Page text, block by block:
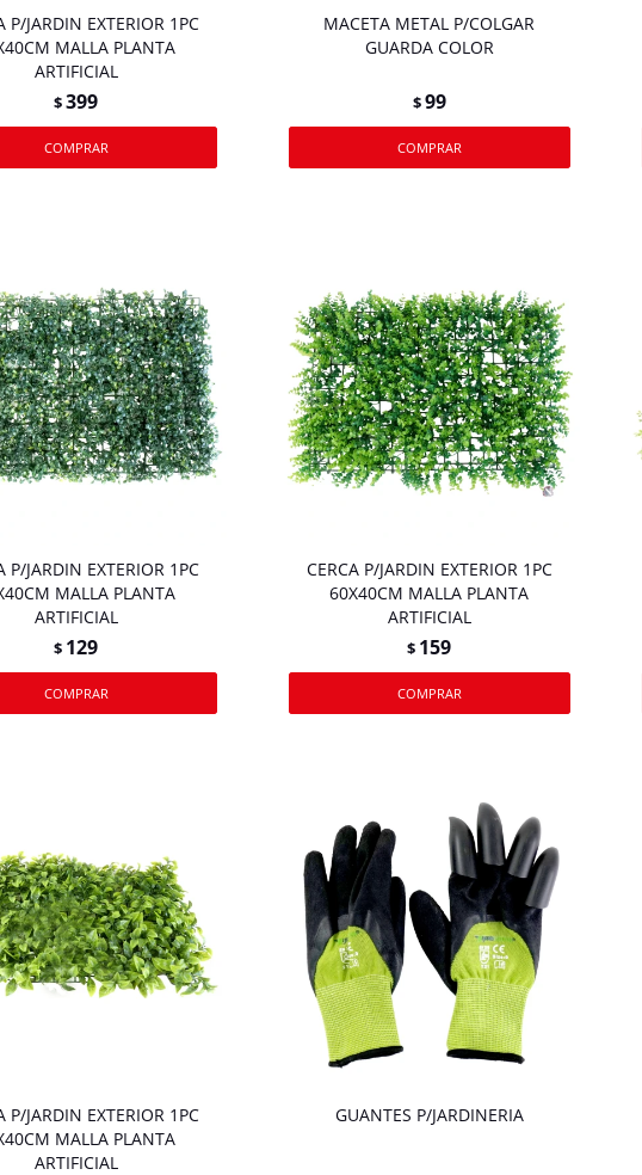
P/JARDIN EXTERIOR 1PC
MALLA PLANTA
ARTIFICIAL
$399
MACETA METAL P/COLGAR
GUARDA COLOR
$99
P/JARDIN EXTERIOR 1PC
MALLA PLANTA
ARTIFICIAL
$ 129
CERCA P/JARDIN EXTERIOR 1PC
60X40CM MALLA PLANTA
ARTIFICIAL
$ 159
P/JARDIN EXTERIOR 1PC
MALLA PLANTA
ARTIFICIAL
GUANTES P/JARDINERIA